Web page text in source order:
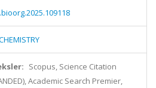
Scopus, Science Citation
Academic Search Premier,